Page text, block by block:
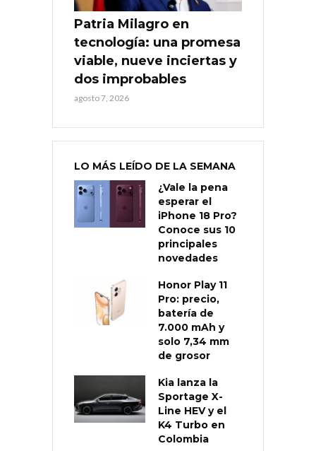
Patria Milagro en
tecnología: una promesa
viable, nueve inciertas y
dos improbables
agosto 7, 2026
LO MÁS LEÍDO DE LA SEMANA
¿Vale la pena
esperar el
iPhone 18 Pro?
Conoce sus 10
principales
novedades
Honor Play 11
Pro: precio,
batería de
7.000 mAh y
solo 7,34 mm
de grosor
Kia lanza la
Sportage X-
Line HEV y el
K4 Turbo en
Colombia